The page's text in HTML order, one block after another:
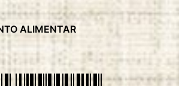
ALIMENTAR